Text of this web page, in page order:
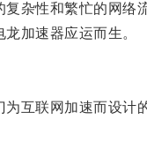
性和繁忙的网络流
加速器应运而生。
互联网加速而设计的